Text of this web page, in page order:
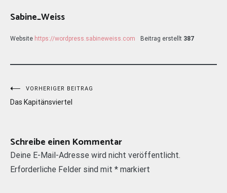
Sabine_Weiss
Website https://wordpress.sabineweiss.com Beitrag erstellt 387
Beitragsnavigation
VORHERIGER BEITRAG
Das Kapitänsviertel
Schreibe einen Kommentar
Deine E-Mail-Adresse wird nicht veröffentlicht.
Erforderliche Felder sind mit * markiert